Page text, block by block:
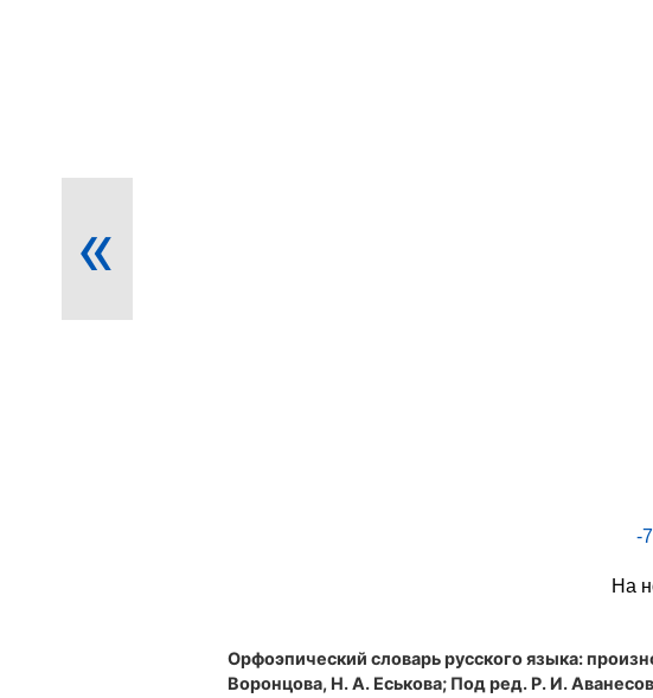
«
-7
На
Орфоэпический словарь русского языка:
Воронцова, Н. А. Еськова; Под ред. Р. И.